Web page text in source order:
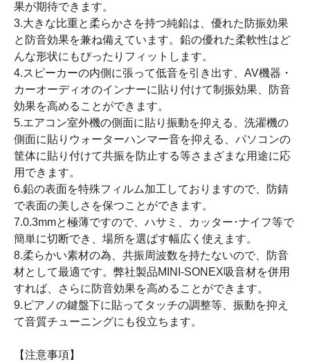
果が期待できます。
3.大きな比重と柔らかさを持つ純鉛は、優れた防振効果
と防音効果を兼ね備えています。鉛の優れた柔軟性はど
んな形状にもぴったりフィットします。
4.スピーカーの内側に張って低音を引き出す、AV機器・
カーオーディオのインナーに貼り付けて制振効果、防音
効果を高めることができます。
5.エアコン室外機の側面に貼り振動を抑える、洗濯機の
側面に貼りウォーターハンマー音を抑える、パソコンの
筐体に貼り付けて共振を防止する等さまざまな用途に応
用できます。
6.鉛の表面を特殊フィルム加工しておりますので、防錆
で表面の美しさを保つことができます。
7.0.3mmと極薄ですので、ハサミ、カッター･ナイフ等で
簡単に切断でき、場所を選ばす幅広く使えます。
8.柔らかい素材の為、共振周波数を持たないので、防音
材として最適です。弊社製品MINI-SONEX吸音材を併用
すれば、さらに防音効果を高めることができます。
9.ピアノの鍵盤下に貼ってタッチの調整等、振動を抑え
て音質チューニングにも役立ちます。
【注意事項】